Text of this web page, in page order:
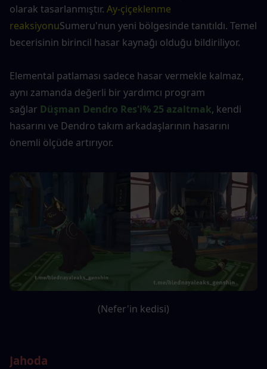
olarak tasarlanmıştır. Ay-çiçeklenme
reaksiyonuSumeru'nun yeni bölgesinde tanıtıldı. Temel
becerisinin birincil hasar kaynağı olduğu bildiriliyor.
Elemental patlaması sadece hasar vermekle kalmaz,
aynı zamanda değerli bir yardımcı program
sağlar Düşman Dendro Res'i% 25 azaltmak, kendi
hasarını ve Dendro takım arkadaşlarının hasarını
önemli ölçüde artırıyor.
(Nefer'in kedisi)
Jahoda